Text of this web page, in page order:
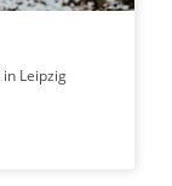
in Leipzig